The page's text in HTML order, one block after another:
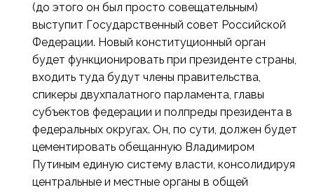
(до этого он был просто совещательным)
выступит Государственный совет Российской
Федерации. Новый конституционный орган
будет функционировать при президенте страны,
входить туда будут члены правительства,
спикеры двухпалатного парламента, главы
субъектов федерации и полпреды президента в
федеральных округах. Он, по сути, должен будет
цементировать обещанную Владимиром
Путиным единую систему власти, консолидируя
центральные и местные органы в общей